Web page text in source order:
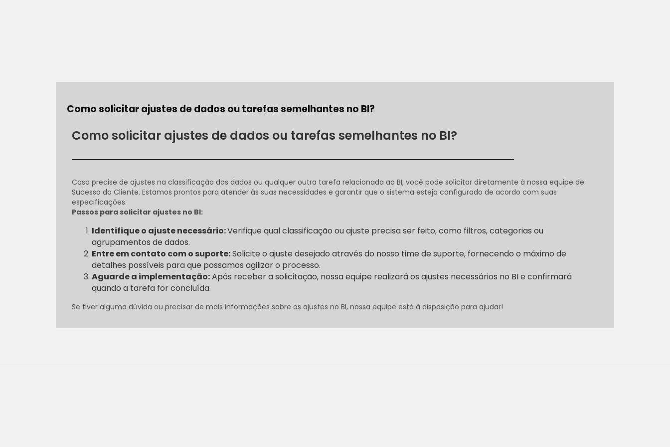
Como solicitar ajustes de dados ou tarefas semelhantes no BI?
Como solicitar ajustes de dados ou tarefas semelhantes no BI?
Caso precise de ajustes na classificação dos dados ou qualquer outra tarefa relacionada ao BI, você pode solicitar diretamente à nossa equipe de
Sucesso do Cliente. Estamos prontos para atender às suas necessidades e garantir que o sistema esteja configurado de acordo com suas
especificações.
Passos para solicitar ajustes no BI:
Identifique o ajuste necessário:Verifique qual classificação ou ajuste precisa ser feito, como filtros, categorias ou
agrupamentos de dados.
Entre em contato com o suporte:Solicite o ajuste desejado através do nosso time de suporte, fornecendo o máximo de
detalhes possíveis para que possamos agilizar o processo.
Aguarde a implementação:Após receber a solicitação, nossa equipe realizará os ajustes necessários no BI e confirmará
quando a tarefa for concluída.
Se tiver alguma dúvida ou precisar de mais informações sobre os ajustes no BI, nossa equipe está à disposição para ajudar!